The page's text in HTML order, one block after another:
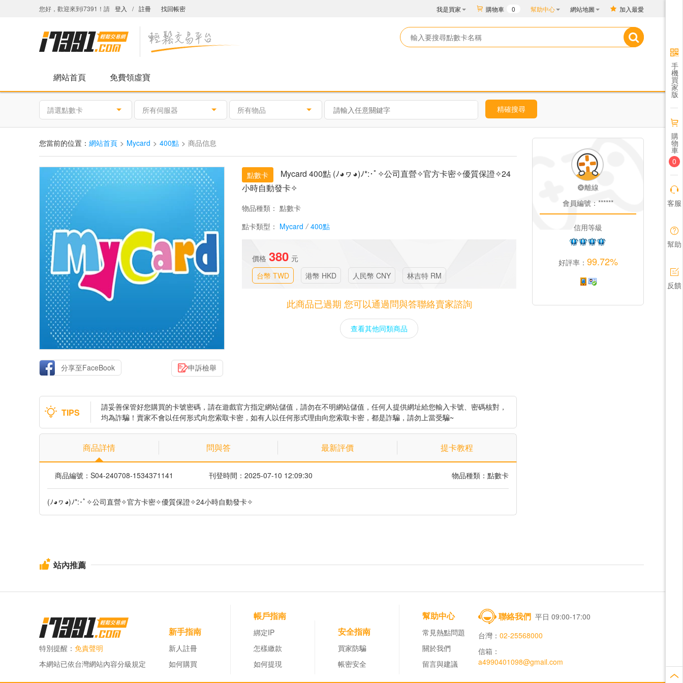
您好，歡迎來到i7391！請 登入 / 註冊 找回帳密 我是買家 購物車 0 幫助中心 網站地圖 加入最愛
網站首頁 免費領虛寶
請選點數卡 所有伺服器 所有物品 精確搜尋
您當前的位置： 網站首頁 Mycard 400點 商品信息
分享至FaceBook 申訴檢舉
點數卡
Mycard 400點 (ﾉ◕ヮ◕)ﾉ*:･ﾟ✧公司直營✧官方卡密✧優質保證✧24
小時自動發卡✧
物品種類： 點數卡
點卡類型： Mycard / 400點
價格 380 元
台幣 TWD
港幣 HKD 人民幣 CNY 林吉特 RM
此商品已過期 您可以通過問與答聯絡賣家諮詢
查看其他同類商品
TIPS
請妥善保管好您購買的卡號密碼，請在遊戲官方指定網站儲值，請勿在不明網站儲值，任何人提供網址給您輸入卡號、密碼核對，
均為詐騙！賣家不會以任何形式向您索取卡密，如有人以任何形式理由向您索取卡密，都是詐騙，請勿上當受騙~
商品詳情 問與答 最新評價 提卡教程
商品編號：S04-240708-1534371141 刊登時間：2025-07-10 12:09:30 物品種類：點數卡
(ﾉ◕ヮ◕)ﾉ*:･ﾟ✧公司直營✧官方卡密✧優質保證✧24小時自動發卡✧
離線
會員編號：******
信用等級
好評率： 99.72%
站內推薦
特別提醒： 免責聲明
本網站已依台灣網站內容分級規定
新手指南
新人註冊
如何購買
帳戶指南
綁定IP
怎樣繳款
如何提現
安全指南
買家防騙
帳密安全
幫助中心
常見熱點問題
關於我們
留言與建議
聯絡我們 平日 09:00-17:00
台灣： 02-25568000
信箱：
a4990401098@gmail.com
手
機
買
家
版
購
物
車
0
客服
幫助
反饋